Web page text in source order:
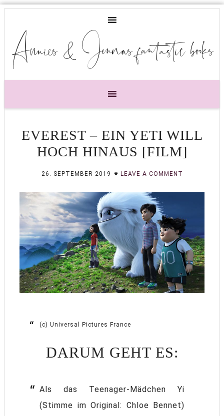
Annies & Jennas fantastic books
EVEREST – EIN YETI WILL
HOCH HINAUS [FILM]
26. SEPTEMBER 2019 LEAVE A COMMENT
(c) Universal Pictures France
DARUM GEHT ES:
Als das Teenager-Mädchen Yi
(Stimme im Original: Chloe Bennet)